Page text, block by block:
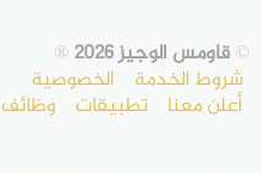
©قاومس الوجيز 2026 ®
شروط الخدمة الخصوصية
أعلن معنا تطبيقات وظائف